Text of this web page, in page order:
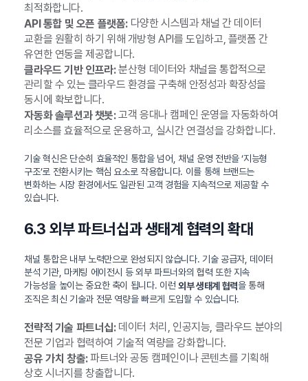
최적화합니다.
API 통합 및 오픈 플랫폼:다양한 시스템과 채널 간 데이터
교환을 원활히 하기 위해 개방형 API를 도입하고, 플랫폼 간
유연한 연동을 제공합니다.
클라우드 기반 인프라:분산형 데이터와 채널을 통합적으로
관리할 수 있는 클라우드 환경을 구축해 안정성과 확장성을
동시에 확보합니다.
자동화 솔루션과 챗봇:고객 응대나 캠페인 운영을 자동화하여
리소스를 효율적으로 운용하고, 실시간 연결성을 강화합니다.
기술 혁신은 단순히 효율적인 통합을 넘어, 채널 운영 전반을 ‘지능형
구조’로 전환시키는 핵심 요소로 작용합니다. 이를 통해 브랜드는
변화하는 시장 환경에서도 일관된 고객 경험을 지속적으로 제공할 수
있습니다.
6.3 외부 파트너십과 생태계 협력의 확대
채널 통합은 내부 노력만으로 완성되지 않습니다. 기술 공급자, 데이터
분석 기관, 마케팅 에이전시 등 외부 파트너와의 협력 또한 지속
가능성을 높이는 중요한 축이 됩니다. 이런 외부 생태계 협력을 통해
조직은 최신 기술과 전문 역량을 빠르게 도입할 수 있습니다.
전략적 기술 파트너십:데이터 처리, 인공지능, 클라우드 분야의
전문 기업과 협력하여 기술적 역량을 강화합니다.
공유 가치 창출:파트너와 공동 캠페인이나 콘텐츠를 기획해
상호 시너지를 창출합니다.